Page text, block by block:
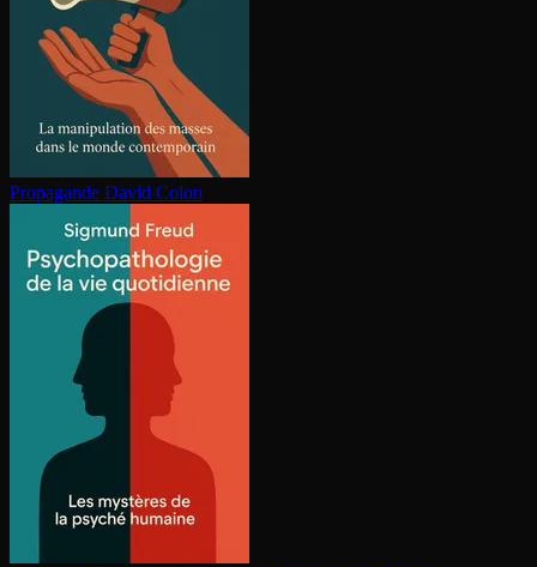
Propagande David Colon